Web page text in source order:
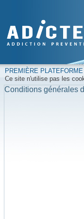
PREMIÈRE
Ce site n'utilise pas les
Conditions générales